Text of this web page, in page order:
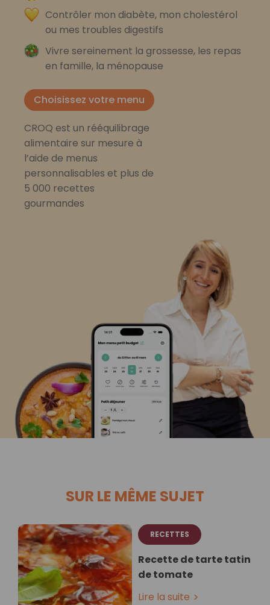
Contrôler mon diabète, mon cholestérol
ou mes troubles digestifs
Vivre sereinement la grossesse, les repas
en famille, la ménopause
Choisissez votre menu
CROQ est un rééquilibrage
alimentaire sur mesure à
l’aide de menus
personnalisables et plus de
5 000 recettes
gourmandes
SUR LE MÊME SUJET
RECETTES
Recette de tarte tatin
de tomate
Lire la suite